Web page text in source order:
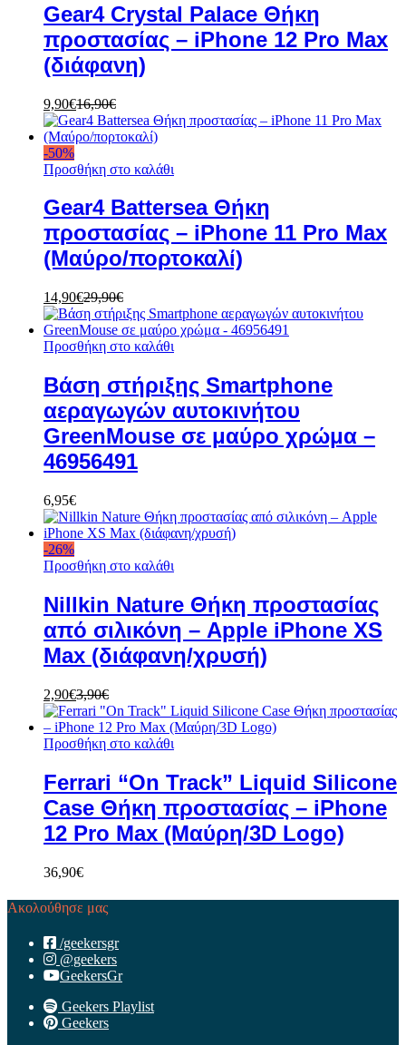
Gear4 Crystal Palace Θήκη
προστασίας – iPhone 12 Pro Max
(διάφανη)
9,90€16,90€
-50%
Προσθήκη στο καλάθι
Gear4 Battersea Θήκη
προστασίας – iPhone 11 Pro Max
(Μαύρο/πορτοκαλί)
14,90€29,90€
Προσθήκη στο καλάθι
Βάση στήριξης Smartphone
αεραγωγών αυτοκινήτου
GreenMouse σε μαύρο χρώμα –
46956491
6,95€
-26%
Προσθήκη στο καλάθι
Nillkin Nature Θήκη προστασίας
από σιλικόνη – Apple iPhone XS
Max (διάφανη/χρυσή)
2,90€3,90€
Προσθήκη στο καλάθι
Ferrari “On Track” Liquid Silicone
Case Θήκη προστασίας – iPhone
12 Pro Max (Μαύρη/3D Logo)
36,90€
Ακολούθησε μας
/geekersgr
@geekers
GeekersGr
Geekers Playlist
Geekers